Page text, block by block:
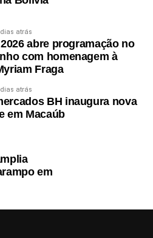
atrás
abre programação no
com homenagem à
Fraga
atrás
BH inaugura nova
em Macaúb
em